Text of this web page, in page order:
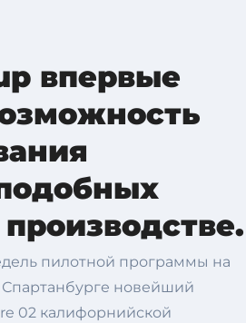
впервые
пилотной программы на
Спартанбурге новейший
02 калифорнийской